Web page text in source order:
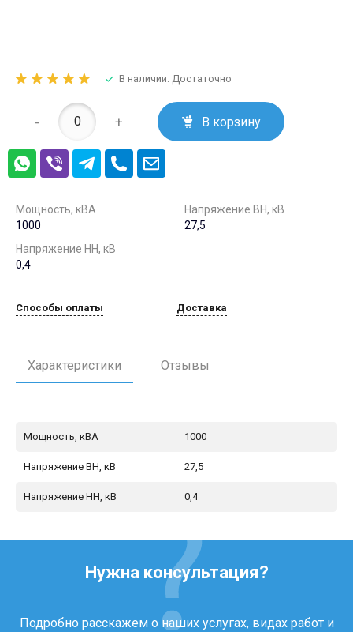
В наличии: Достаточно
- + В корзину
Мощность, кВА
1000
Напряжение ВН, кВ
27,5
Напряжение НН, кВ
0,4
Способы оплаты Доставка
Характеристики Отзывы
Мощность, кВА 1000
Напряжение ВН, кВ 27,5
Напряжение НН, кВ 0,4
Нужна консультация?
Подробно расскажем о наших услугах, видах работ и